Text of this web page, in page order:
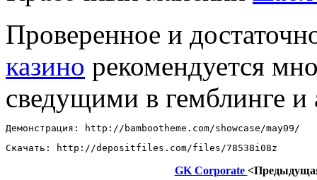
Проверенное и
казино рекомендуется
сведущими в гемблинге и
Демонстрация: http://bambootheme.com/showcase/may09/
Скачать: http://depositfiles.com/files/78538i08z
GK Corporate